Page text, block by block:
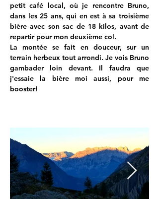
petit café local, où je rencontre Bruno,
dans les 25 ans, qui en est à sa troisième
bière avec son sac de 18 kilos, avant de
repartir pour mon deuxième col.
La montée se fait en douceur, sur un
terrain herbeux tout arrondi. Je vois Bruno
gambader loin devant. Il faudra que
j'essaie la bière moi aussi, pour me
booster!